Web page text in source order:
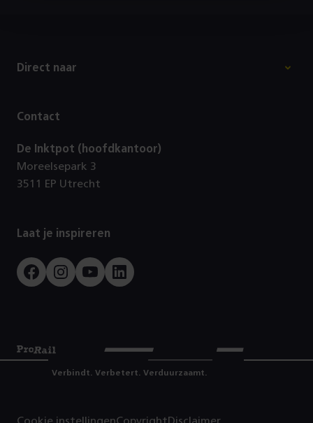
Direct naar
Contact
De Inktpot (hoofdkantoor)
Moreelsepark 3
3511 EP Utrecht
Laat je inspireren
FacebookInstagram
YoutubeLinkedIn
Prorail
Verbindt. Verbetert. Verduurzaamt.